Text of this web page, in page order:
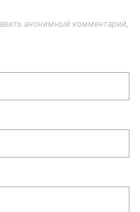
анонимный комментарий,